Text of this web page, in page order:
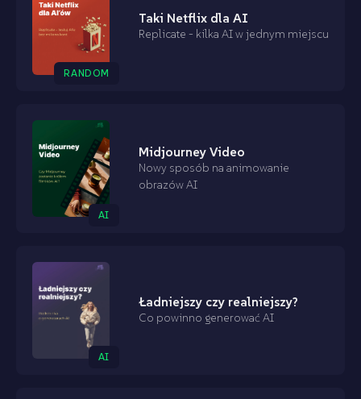
RANDOM
Taki Netflix dla AI
Replicate - kilka AI w jednym miejscu
AI
Midjourney Video
Nowy sposób na animowanie
obrazów AI
AI
Ładniejszy czy realniejszy?
Co powinno generować AI